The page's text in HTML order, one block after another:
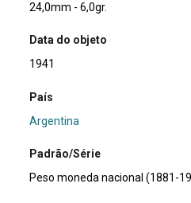
24,0mm - 6,0gr.
Data do objeto
1941
País
Argentina
Padrão/Série
Peso moneda nacional (1881-